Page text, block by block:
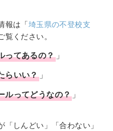
報は「埼玉県の不登校支
覧ください。
ってあるの？」
らいい？」
ルってどうなの？ 」
しんどい」「合わない」